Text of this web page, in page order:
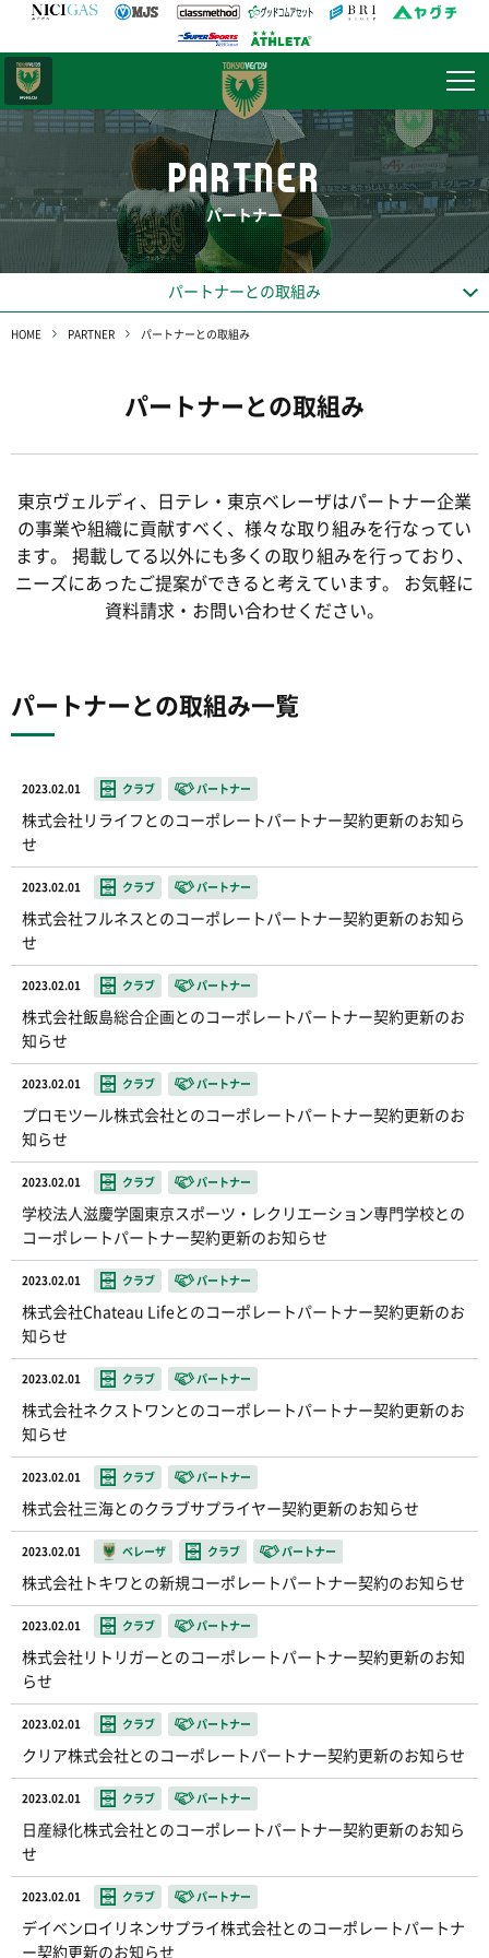
PARTNER
パートナー
パートナーとの取組み
HOME PARTNER パートナーとの取組み
パートナーとの取組み
東京ヴェルディ、日テレ・東京ベレーザはパートナー企業
の事業や組織に貢献すべく、 様々な取り組みを行なってい
ます。 掲載してる以外にも多くの取り組みを行っており、
ニーズにあったご提案ができると考えています。
お気軽に
資料請求・お問い合わせください。
パートナーとの取組み一覧
2023.02.01 クラブ パートナー
株式会社リライフとのコーポレートパートナー契約更新のお知ら
せ
2023.02.01 クラブ パートナー
株式会社フルネスとのコーポレートパートナー契約更新のお知ら
せ
2023.02.01 クラブ パートナー
株式会社飯島総合企画とのコーポレートパートナー契約更新のお
知らせ
2023.02.01 クラブ パートナー
プロモツール株式会社とのコーポレートパートナー契約更新のお
知らせ
2023.02.01 クラブ パートナー
学校法人滋慶学園東京スポーツ・レクリエーション専門学校との
コーポレートパートナー契約更新のお知らせ
2023.02.01 クラブ パートナー
株式会社Chateau Lifeとのコーポレートパートナー契約更新のお
知らせ
2023.02.01 クラブ パートナー
株式会社ネクストワンとのコーポレートパートナー契約更新のお
知らせ
2023.02.01 クラブ パートナー
株式会社三海とのクラブサプライヤー契約更新のお知らせ
2023.02.01 ベレーザ クラブ パートナー
株式会社トキワとの新規コーポレートパートナー契約のお知らせ
2023.02.01 クラブ パートナー
株式会社リトリガーとのコーポレートパートナー契約更新のお知
らせ
2023.02.01 クラブ パートナー
クリア株式会社とのコーポレートパートナー契約更新のお知らせ
2023.02.01 クラブ パートナー
日産緑化株式会社とのコーポレートパートナー契約更新のお知ら
せ
2023.02.01 クラブ パートナー
デイベンロイリネンサプライ株式会社とのコーポレートパートナ
ー契約更新のお知らせ